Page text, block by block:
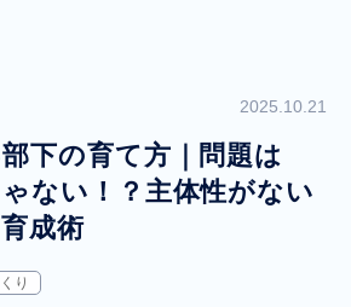
2025.10.21
下の育て方｜問題は
ゃない！？主体性がない
成術
り